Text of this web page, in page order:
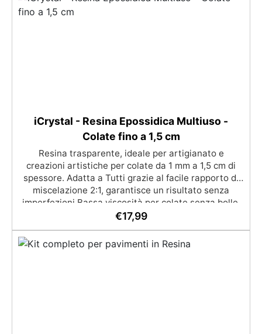
iCrystal - Resina Epossidica Multiuso -
Colate fino a 1,5 cm
Resina trasparente, ideale per artigianato e
creazioni artistiche per colate da 1 mm a 1,5 cm di
spessore. Adatta a Tutti grazie al facile rapporto di
miscelazione 2:1, garantisce un risultato senza
imperfezioni Bassa viscosità per colate senza bolle,
compatibile con legno, silicone, vetro, metallo e altri
per il contatto con la pelle, Bpa Free e senza Solventi
(Voc Free) Superficie lucida, autolivellante e con filtri
€17,99